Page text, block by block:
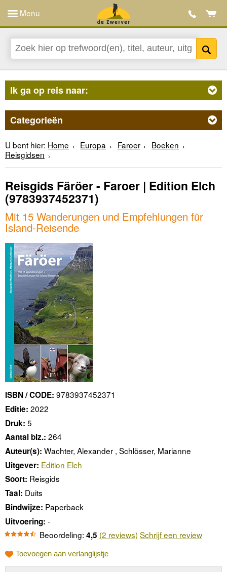
Menu
Ik ga op reis naar:
Categorieën
U bent hier: Home Europa Faroer
Boeken
Reisgidsen
Reisgids Färöer - Faroer | Edition Elch
(9783937452371)
Mit 15 Wanderungen und Empfehlungen für
Island-Reisende
ISBN / CODE: 9783937452371
Editie: 2022
Druk: 5
Aantal blz.: 264
Auteur(s): Wachter, Alexander , Schlösser, Marianne
Uitgever: Edition Elch
Soort: Reisgids
Taal: Duits
Bindwijze: Paperback
Uitvoering: -
Beoordeling: 4,5 (2 reviews) Schrijf een review
Toevoegen aan verlanglijstje